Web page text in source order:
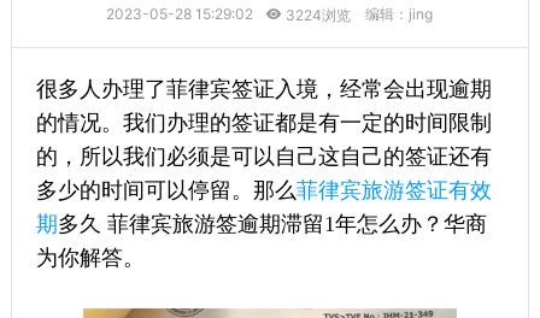
2023-05-28 15:29:02 3224浏览 编辑：jing
很多人办理了菲律宾签证入境，经常会出现逾期
的情况。我们办理的签证都是有一定的时间限制
的，所以我们必须是可以自己这自己的签证还有
多少的时间可以停留。那么菲律宾旅游签证有效
期多久 菲律宾旅游签逾期滞留1年怎么办？华商
为你解答。